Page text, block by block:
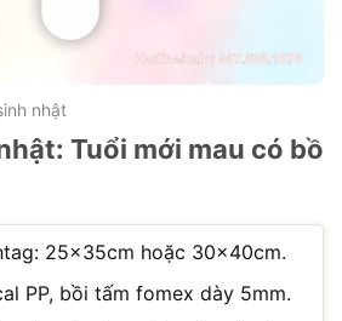
nhật
Tuổi mới mau có bồ
25x35cm hoặc 30x40cm.
PP, bồi tấm fomex dày 5mm.